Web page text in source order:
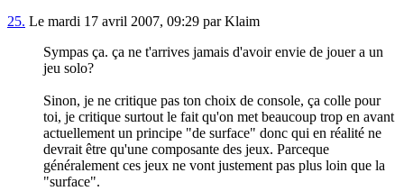
25. Le mardi 17 avril 2007, 09:29 par Klaim
Sympas ça. ça ne t'arrives jamais d'avoir envie de jouer a un
jeu solo?
Sinon, je ne critique pas ton choix de console, ça colle pour
toi, je critique surtout le fait qu'on met beaucoup trop en avant
actuellement un principe "de surface" donc qui en réalité ne
devrait être qu'une composante des jeux. Parceque
généralement ces jeux ne vont justement pas plus loin que la
"surface".